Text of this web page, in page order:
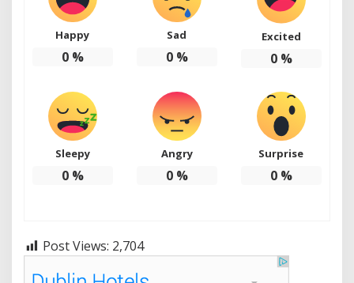
Happy
0%
Sad
0%
Excited
0%
Sleepy
0%
Angry
0%
Surprise
0%
Post Views: 2,704